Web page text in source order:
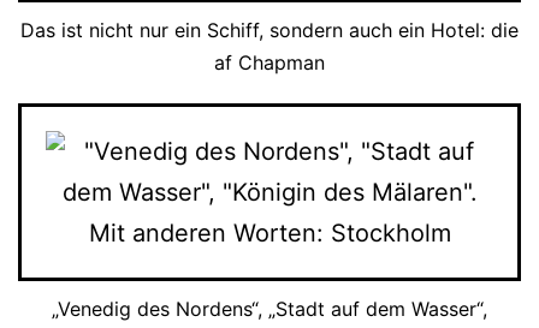
Das ist nicht nur ein Schiff, sondern auch ein Hotel: die
af Chapman
„Venedig des Nordens“, „Stadt auf dem Wasser“,